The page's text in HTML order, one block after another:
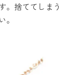
。捨ててしまう